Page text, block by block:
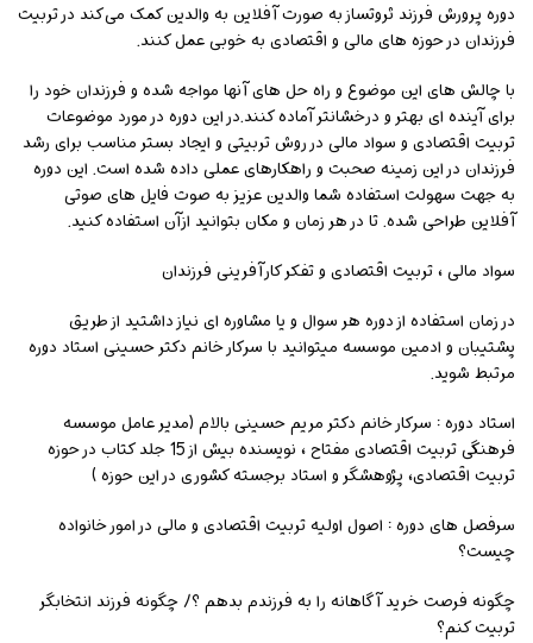
دوره پرورش فرزند ثروتساز به صورت آفلاین به والدین کمک می‌کند در تربیت
فرزندان در حوزه های مالی و اقتصادی به خوبی عمل کنند.
با چالش های این موضوع و راه حل های آنها مواجه شده و فرزندان خود را
برای آینده ای بهتر و درخشانتر آماده کنند.در این دوره در مورد موضوعات
تربیت اقتصادی و سواد مالی در روش تربیتی و ایجاد بستر مناسب برای رشد
فرزندان در این زمینه صحبت و راهکارهای عملی داده شده است. این دوره
به جهت سهولت استفاده شما والدین عزیز به صوت فایل های صوتی
آفلاین طراحی شده. تا در هر زمان و مکان بتوانید ازآن استفاده کنید.
سواد مالی ، تربیت اقتصادی و تفکر کارآفرینی فرزندان
در زمان استفاده از دوره هر سوال و یا مشاوره ای نیاز داشتید از طریق
پشتیبان و ادمین موسسه میتوانید با سرکار خانم دکتر حسینی استاد دوره
مرتبط شوید.
استاد دوره : سرکار خانم دکتر مریم حسینی بالام (مدیر عامل موسسه
فرهنگی تربیت اقتصادی مفتاح ، نویسنده بیش از 15 جلد کتاب در حوزه
تربیت اقتصادی، پژوهشگر و استاد برجسته کشوری در این حوزه )
سرفصل های دوره : اصول اولیه تربیت اقتصادی و مالی در امور خانواده
چیست؟
چگونه فرصت خرید آگاهانه را به فرزندم بدهم ؟/ چگونه فرزند انتخابگر
تربیت کنم؟